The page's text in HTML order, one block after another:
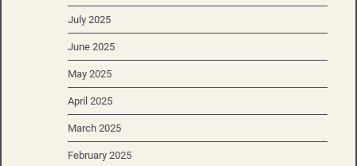
July 2025
June 2025
May 2025
April 2025
March 2025
February 2025